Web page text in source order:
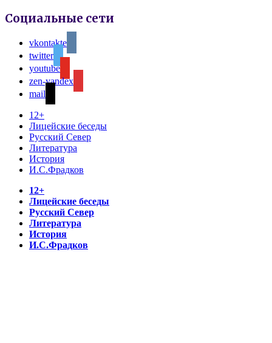
Социальные сети
vkontakte
twitter
youtube
zen-yandex
mail
12+
Лицейские беседы
Русский Север
Литература
История
И.С.Фрадков
12+
Лицейские беседы
Русский Север
Литература
История
И.С.Фрадков